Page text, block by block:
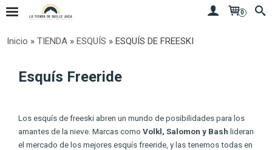
0
Inicio » TIENDA » ESQUÍS » ESQUÍS DE FREESKI
Esquís Freeride
Los esquís de freeski abren un mundo de posibilidades para los
amantes de la nieve. Marcas como Volkl, Salomon y Bash lideran
el mercado de los mejores esquís freeride, y las tenemos todas en